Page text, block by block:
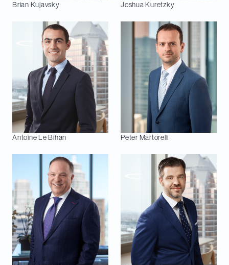
Brian Kujavsky Joshua Kuretzky
AntoineLe Bihan Peter Martorelli